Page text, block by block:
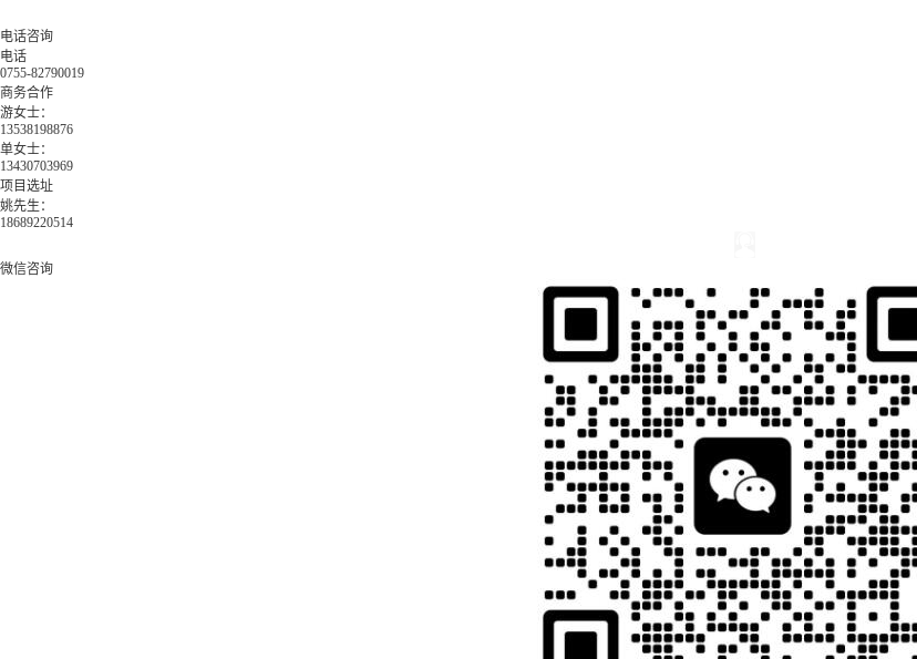
电话咨询
电话
0755-82790019
商务合作
游女士：
13538198876
单女士：
13430703969
项目选址
姚先生：
18689220514
微信咨询